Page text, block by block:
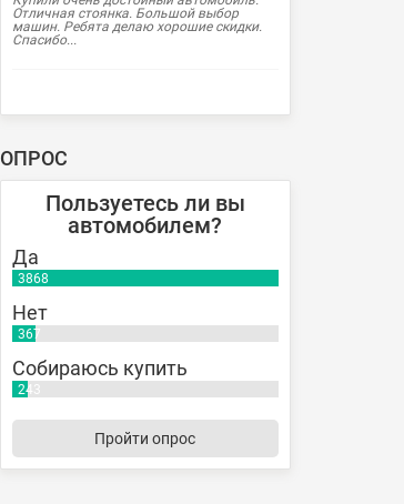
Отличная стоянка. Большой выбор
машин. Ребята делаю хорошие скидки.
Спасибо...
ОПРОС
Пользуетесь ли вы
автомобилем?
Да
3868
Нет
367
Собираюсь купить
243
Пройти опрос